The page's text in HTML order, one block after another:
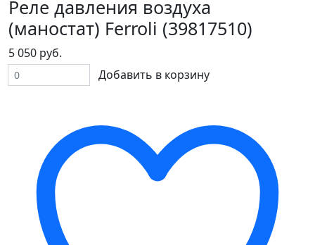
Реле давления воздуха
(маностат) Ferroli (39817510)
5 050 руб.
Добавить в корзину